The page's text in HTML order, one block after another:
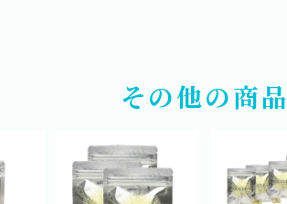
その他の商品